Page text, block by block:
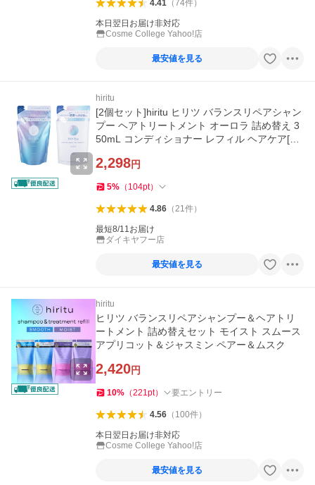
4.41（74件）
本日翌日お届け非対応
Cosme College Yahoo!店
最安値を見る
hiritu
[2個セット]hiritu ヒリツ バランスリペアシャン
プー ヘアトリートメント オーロラ 詰め替え 3
50mL コンディショナー レフィル ヘアケア[ギ
2,298円
5% （ 104pt）
4.86（21件）
最短8/11お届け
ダイキヤフー店
最安値を見る
hiritu
ヒリツ バランスリペアシャンプー＆ヘアトリ
ートメント 詰め替えセット モイスト スムース
アプリコット＆ジャスミン ペアー＆ムスク
2,420円
10% （221pt） 要エントリー
4.56（ 100件）
本日翌日お届け非対応
Cosme College Yahoo!店
最安値を見る